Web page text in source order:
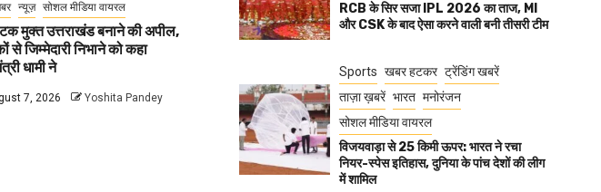
न्यूज़ सोशल मीडिया वायरल
मुक्त उत्तराखंड बनाने की अपील,
से जिम्मेदारी निभाने को कहा
धामी ने
7, 2026 Yoshita Pandey
RCB के सिर सजा IPL 2026 का ताज, MI
और CSK के बाद ऐसा करने वाली बनी तीसरी टीम
Sports खबर हटकर ट्रेंडिंग खबरें
ताज़ा ख़बरें भारत मनोरंजन
सोशल मीडिया वायरल
विजयवाड़ा से 25 किमी ऊपर: भारत ने रचा
नियर-स्पेस इतिहास, दुनिया के पांच देशों की लीग
में शामिल